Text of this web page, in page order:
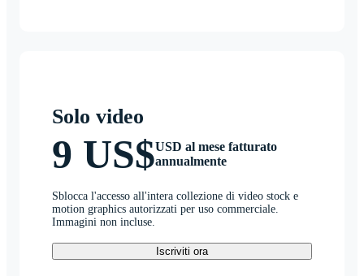
Solo video
9 US$USD al mese fatturato
annualmente
Sblocca l'accesso all'intera collezione di video stock e
motion graphics autorizzati per uso commerciale.
Immagini non incluse.
Iscriviti ora